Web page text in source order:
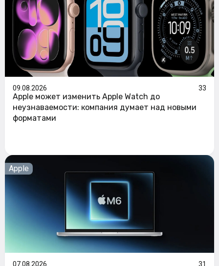
09.08.2026 33
Apple может изменить Apple Watch до
неузнаваемости: компания думает над новыми
форматами
Apple
07.08.2026 31